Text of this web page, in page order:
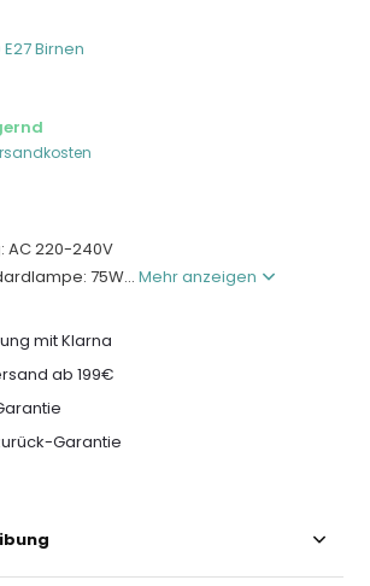
Birnen
AC 220-240V
75W...Mehr anzeigen
mit Klarna
ab 199€
Garantie